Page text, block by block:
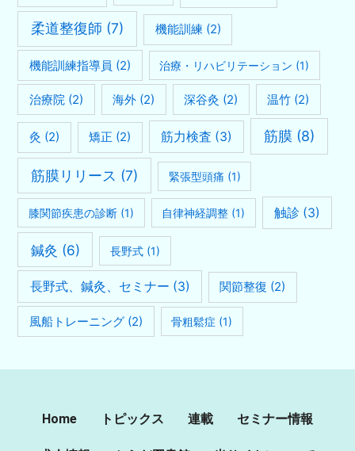
柔道整復師 (7) 機能訓練(2)
機能訓練指導員 (2) 治療・リハビリテーション (1)
治療院 (2) 海外 (2) 深谷灸 (2) 温竹 (2)
灸 (2) 矯正 (2) 筋力検査 (3) 筋膜 (8)
筋膜リリース (7) 緊張型頭痛 (1)
膝関節疾患の診断 (1) 自律神経調整 (1) 触診 (3)
鍼灸 (6) 長野式 (1)
長野式、鍼灸、セミナー (3) 関節整復 (2)
風船トレーニング (2) 骨粗鬆症 (1)
Home トピックス 連載 セミナー情報